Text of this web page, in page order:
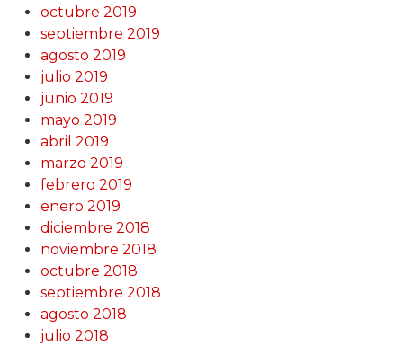
octubre 2019
septiembre 2019
agosto 2019
julio 2019
junio 2019
mayo 2019
abril 2019
marzo 2019
febrero 2019
enero 2019
diciembre 2018
noviembre 2018
octubre 2018
septiembre 2018
agosto 2018
julio 2018